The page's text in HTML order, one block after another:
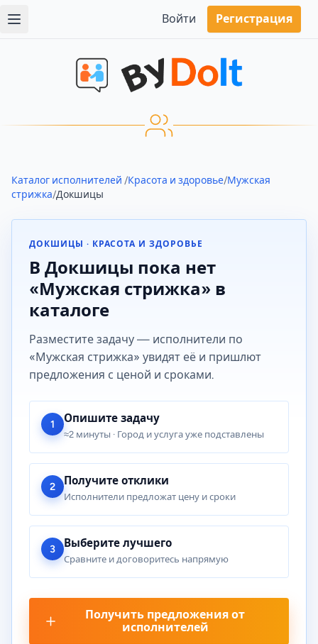
Войти Регистрация
Каталог исполнителей /Красота и здоровье/Мужская
стрижка/Докшицы
ДОКШИЦЫ · КРАСОТА И ЗДОРОВЬЕ
В Докшицы пока нет
«Мужская стрижка» в
каталоге
Разместите задачу — исполнители по
«Мужская стрижка» увидят её и пришлют
предложения с ценой и сроками.
1 Опишите задачу
≈2 минуты · Город и услуга уже подставлены
2 Получите отклики
Исполнители предложат цену и сроки
3 Выберите лучшего
Сравните и договоритесь напрямую
Получить предложения от
исполнителей